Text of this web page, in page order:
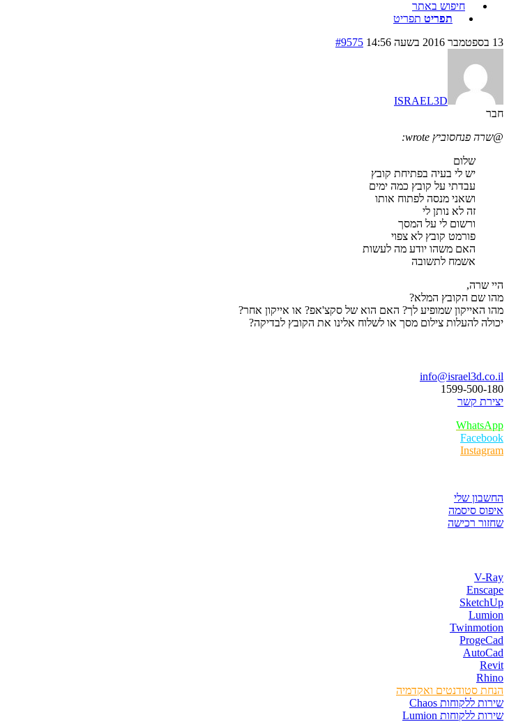
חיפוש באתר
תפריט תפריט
13 בספטמבר 2016 בשעה 14:56 #9575
ISRAEL3D
חבר
@שרה פנחסוביץ wrote:
שלום
יש לי בעיה בפתיחת קובץ
עבדתי על קובץ כמה ימים
ושאני מנסה לפתוח אותו
זה לא נותן לי
ורשום לי על המסך
פורמט קובץ לא צפוי
האם משהו יודע מה לעשות
אשמח לתשובה
היי שרה,
מהו שם הקובץ המלא?
מהו האייקון שמופיע לך? האם הוא של סקצ'אפ? או אייקון אחר?
יכולה להעלות צילום מסך או לשלוח אלינו את הקובץ לבדיקה?
info@israel3d.co.il
1599-500-180
יצירת קשר
WhatsApp
Facebook
Instagram
החשבון שלי
איפוס סיסמה
שחזור רכישה
V-Ray
Enscape
SketchUp
Lumion
Twinmotion
ProgeCad
AutoCad
Revit
Rhino
הנחת סטודנטים ואקדמיה
שירות ללקוחות Chaos
שירות ללקוחות Lumion